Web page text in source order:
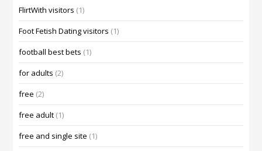
FlirtWith visitors (1)
Foot Fetish Dating visitors (1)
football best bets (1)
for adults (2)
free (2)
free adult (1)
free and single site (1)